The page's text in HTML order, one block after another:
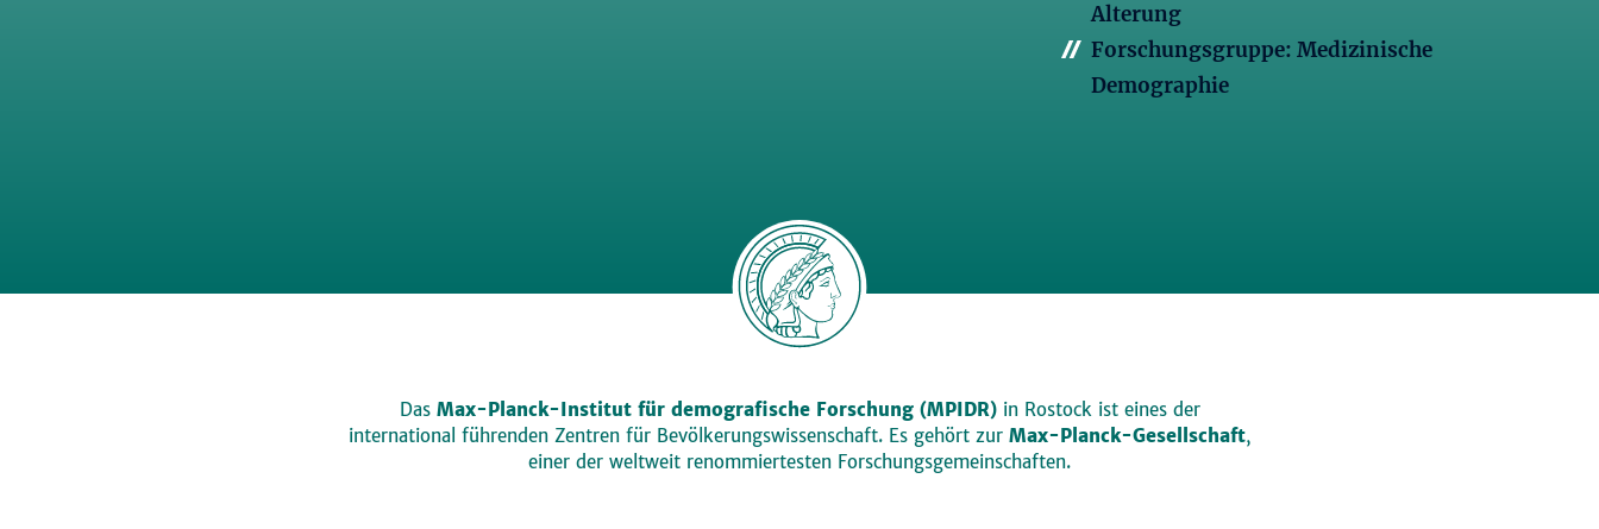
Alterung
Forschungsgruppe: Medizinische
Demographie
Das Max-Planck-Institut für demografische Forschung (MPIDR)in Rostock ist eines der
international führenden Zentren für Bevölkerungswissenschaft. Es gehört zur Max-Planck-Gesellschaft,
einer der weltweit renommiertesten Forschungsgemeinschaften.